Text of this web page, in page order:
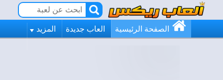
الصفحة الرئيسية العاب جديدة المزيد